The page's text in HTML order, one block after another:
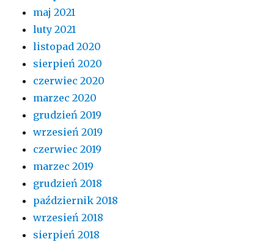
maj 2021
luty 2021
listopad 2020
sierpień 2020
czerwiec 2020
marzec 2020
grudzień 2019
wrzesień 2019
czerwiec 2019
marzec 2019
grudzień 2018
październik 2018
wrzesień 2018
sierpień 2018